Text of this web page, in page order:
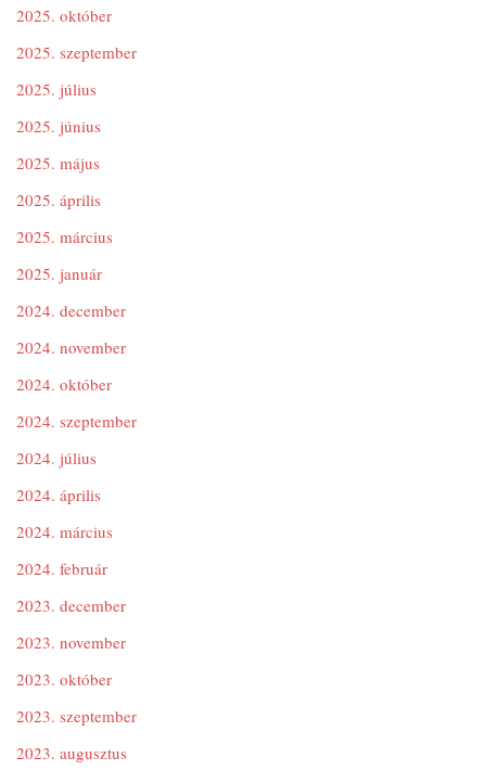
2025. október
2025. szeptember
2025. július
2025. június
2025. május
2025. április
2025. március
2025. január
2024. december
2024. november
2024. október
2024. szeptember
2024. július
2024. április
2024. március
2024. február
2023. december
2023. november
2023. október
2023. szeptember
2023. augusztus